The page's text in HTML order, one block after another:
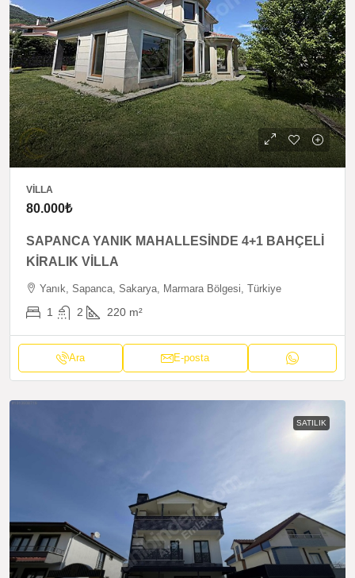
VILLA
80.000₺
SAPANCA YANIK MAHALLESİNDE 4+1 BAHÇELİ
KİRALIK VİLLA
Yanık, Sapanca, Sakarya, Marmara Bölgesi, Türkiye
1 2 220 m²
Ara E-posta
SATILIK